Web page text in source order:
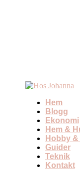
Hem
Blogg
Ekonomi
Hem &
Hobby
Guider
Teknik
Kontakt